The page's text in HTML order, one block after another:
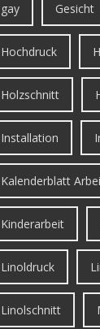
gay Gesicht
Hochdruck
Holzschnitt
Installation
Kalenderblatt
Kinderarbeit
Linoldruck
Linolschnitt